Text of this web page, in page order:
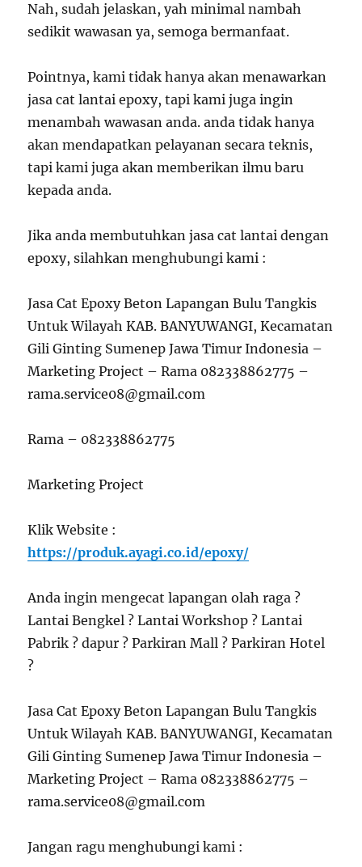
Nah, sudah jelaskan, yah minimal nambah
sedikit wawasan ya, semoga bermanfaat.
Pointnya, kami tidak hanya akan menawarkan
jasa cat lantai epoxy, tapi kami juga ingin
menambah wawasan anda. anda tidak hanya
akan mendapatkan pelayanan secara teknis,
tapi kami juga akan memberikan ilmu baru
kepada anda.
Jika anda membutuhkan jasa cat lantai dengan
epoxy, silahkan menghubungi kami :
Jasa Cat Epoxy Beton Lapangan Bulu Tangkis
Untuk Wilayah KAB. BANYUWANGI, Kecamatan
Gili Ginting Sumenep Jawa Timur Indonesia –
Marketing Project – Rama 082338862775 –
rama.service08@gmail.com
Rama – 082338862775
Marketing Project
Klik Website :
https://produk.ayagi.co.id/epoxy/
Anda ingin mengecat lapangan olah raga ?
Lantai Bengkel ? Lantai Workshop ? Lantai
Pabrik ? dapur ? Parkiran Mall ? Parkiran Hotel
?
Jasa Cat Epoxy Beton Lapangan Bulu Tangkis
Untuk Wilayah KAB. BANYUWANGI, Kecamatan
Gili Ginting Sumenep Jawa Timur Indonesia –
Marketing Project – Rama 082338862775 –
rama.service08@gmail.com
Jangan ragu menghubungi kami :